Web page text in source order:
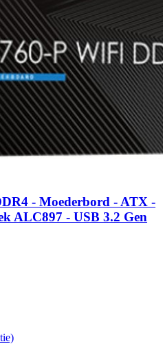
- Moederbord - ATX -
ALC897 - USB 3.2 Gen